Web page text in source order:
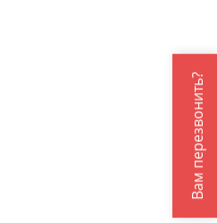
Вам перезвонить?